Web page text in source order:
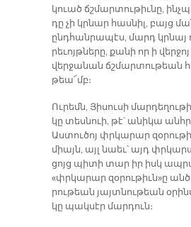
կուած ճշմար­տու­թիւ­նը,
դը չի կրնար հաս­նիլ, բայց
ընդ­հան­րա­պէս, մարդ կրնայ
րե­ւոյթ­նե­րը, քա­նի որ ի
վեր­ջա­նան ճշմար­տու­թեան
թեա՜մբ։
Ու­րեմն, Յի­սու­սի
կը տես­նուի, թէ՝ ա­նի­կա
Աս­տու­ծոյ փրկա­րար
միայն, այլ նաեւ՝ այդ
ցոյց պի­տի տար իր իսկ
«փրկա­րար զօ­րու­թիւն»ը
րու­թեան յայտ­նու­թեան
կը պակ­սէր մար­դուն։